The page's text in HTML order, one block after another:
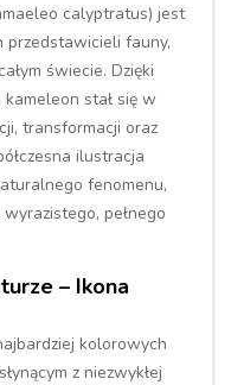
calyptratus) jest
przedstawicieli fauny,
świecie. Dzięki
stał się w
transformacji oraz
ilustracja
fenomenu,
pełnego
– Ikona
kolorowych
z niezwykłej